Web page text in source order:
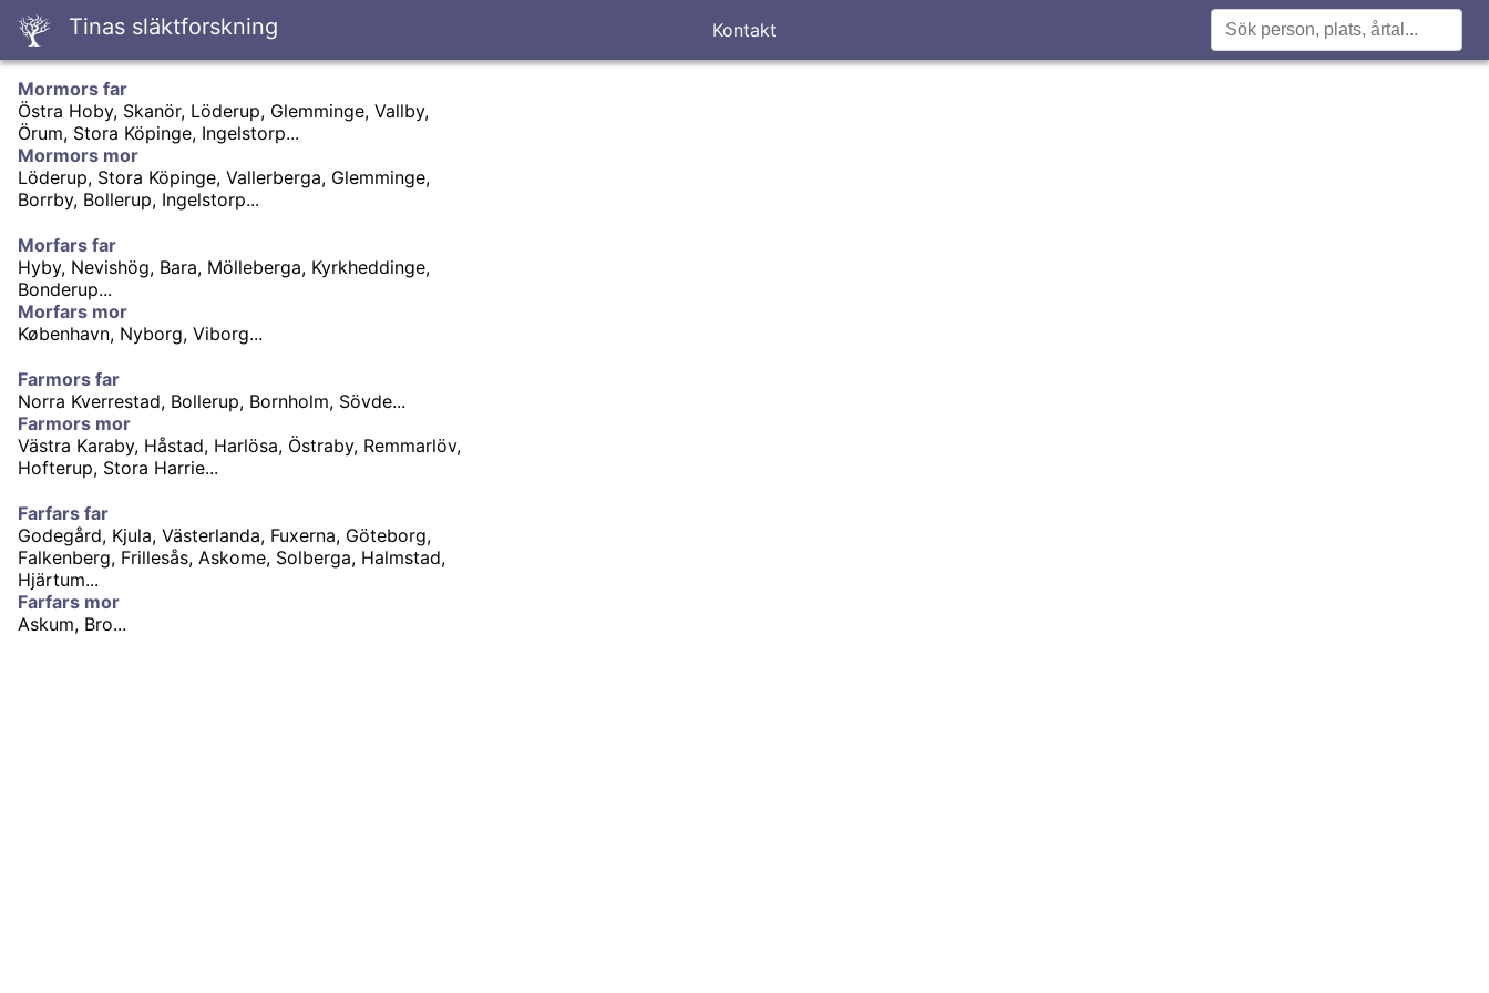
Tinas släktforskning Kontakt
Mormors far
Östra Hoby, Skanör, Löderup, Glemminge, Vallby,
Örum, Stora Köpinge, Ingelstorp...
Mormors mor
Löderup, Stora Köpinge, Vallerberga, Glemminge,
Borrby, Bollerup, Ingelstorp...
Morfars far
Hyby, Nevishög, Bara, Mölleberga, Kyrkheddinge,
Bonderup...
Morfars mor
København, Nyborg, Viborg...
Farmors far
Norra Kverrestad, Bollerup, Bornholm, Sövde...
Farmors mor
Västra Karaby, Håstad, Harlösa, Östraby, Remmarlöv,
Hofterup, Stora Harrie...
Farfars far
Godegård, Kjula, Västerlanda, Fuxerna, Göteborg,
Falkenberg, Frillesås, Askome, Solberga, Halmstad,
Hjärtum...
Farfars mor
Askum, Bro...